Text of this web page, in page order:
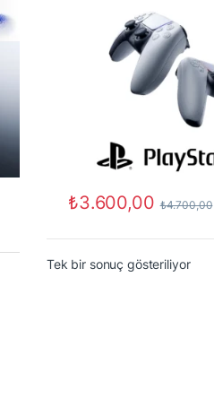
₺3.600,00 ₺4.700,00
Tek bir sonuç gösteriliyor